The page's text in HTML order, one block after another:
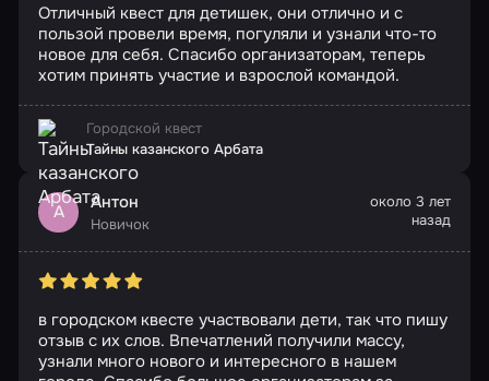
Отличный квест для детишек, они отлично и с
пользой провели время, погуляли и узнали что-то
новое для себя. Спасибо организаторам, теперь
хотим принять участие и взрослой командой.
Городской квест
Тайны казанского Арбата
А Антон
Новичок
около 3 лет
назад
в городском квесте участвовали дети, так что пишу
отзыв с их слов. Впечатлений получили массу,
узнали много нового и интересного в нашем